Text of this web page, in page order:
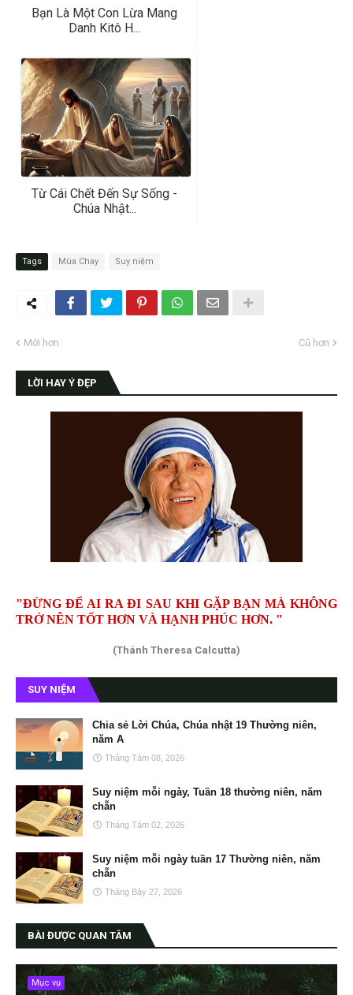
Bạn Là Một Con Lừa Mang
Danh Kitô H...
Từ Cái Chết Đến Sự Sống -
Chúa Nhật...
Tags Mùa Chay Suy niệm
Mới hơn Cũ hơn
LỜI HAY Ý ĐẸP
"ĐỪNG ĐỂ AI RA ĐI SAU KHI GẶP BẠN MÀ KHÔNG
TRỞ NÊN TỐT HƠN VÀ HẠNH PHÚC HƠN. "
(Thánh Theresa Calcutta)
SUY NIỆM
Chia sẻ Lời Chúa, Chúa nhật 19 Thường niên,
năm A
Tháng Tám 08, 2026
Suy niệm mỗi ngày, Tuần 18 thường niên, năm
chẵn
Tháng Tám 02, 2026
Suy niệm mỗi ngày tuần 17 Thường niên, năm
chẵn
Tháng Bảy 27, 2026
BÀI ĐƯỢC QUAN TÂM
Mục vụ